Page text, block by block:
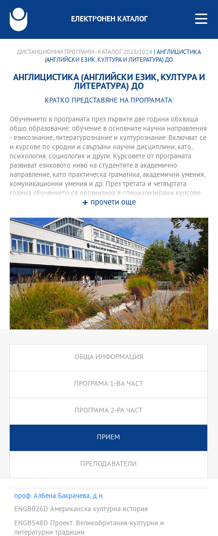
ЕЛЕКТРОНЕН КАТАЛОГ
ДИСТАНЦИОННИ ПРОГРАМИ - КАТАЛОГ 2023/2024 | АНГЛИЦИСТИКА
(АНГЛИЙСКИ ЕЗИК, КУЛТУРА И ЛИТЕРАТУРА) ДО
АНГЛИЦИСТИКА (АНГЛИЙСКИ ЕЗИК, КУЛТУРА И
ЛИТЕРАТУРА) ДО
КРАТКО ПРЕДСТАВЯНЕ НА ПРОГРАМАТА:
Обучението в програмата през първите две години обхваща
общо образование: обучение в основните научни направления
- езикознание, литературознание и културознание. Включват се
и курсове по сродни и свързани научни дисциплини, като,
психология, социология и други. Курсовете от програмата
развиват езиковото ниво на студентите в академично
направление, като практическа граматика, академични умения,
комуникационни умения и др. През третата и четвъртата
година обучението се организира в специализирани курсове
към програмата и практически насочени тренингови форми –
езикови технологии и др. През втората част на програмата се
предлагат две специализации: преводач и учител по чужд език,
които водят до съответната професионална квалификация.
прочети още
ОБЩА ИНФОРМАЦИЯ
ПРОГРАМА 1-ВА ЧАСТ
ПРОГРАМА 2-РА ЧАСТ
ПРИЕМ
ПРЕПОДАВАТЕЛИ
проф. Албена Бакрачева, д.н.
ENGB026D Американска културна история
ENGB548D Проект: Великобритания-културни и
литературни традиции